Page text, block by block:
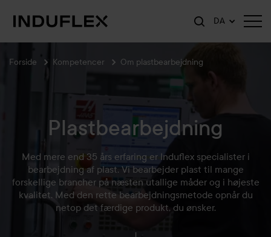
DA
Forside Kompetencer Om plastbearbejdning
Plastbearbejdning
Med mere end 35 års erfaring er Induflex specialister i
bearbejdning af plast. Vi bearbejder plast til mange
forskellige brancher på næsten utallige måder og i højeste
kvalitet. Med den rette bearbejdningsmetode opnår du
netop det færdige produkt, du ønsker.